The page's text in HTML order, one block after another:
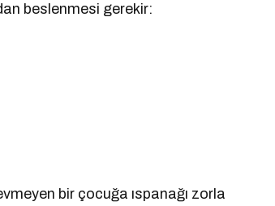
beslenmesi gerekir:
bir çocuğa ıspanağı zorla